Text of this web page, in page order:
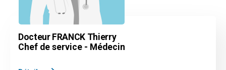
Docteur FRANCK Thierry
Chef de service - Médecin